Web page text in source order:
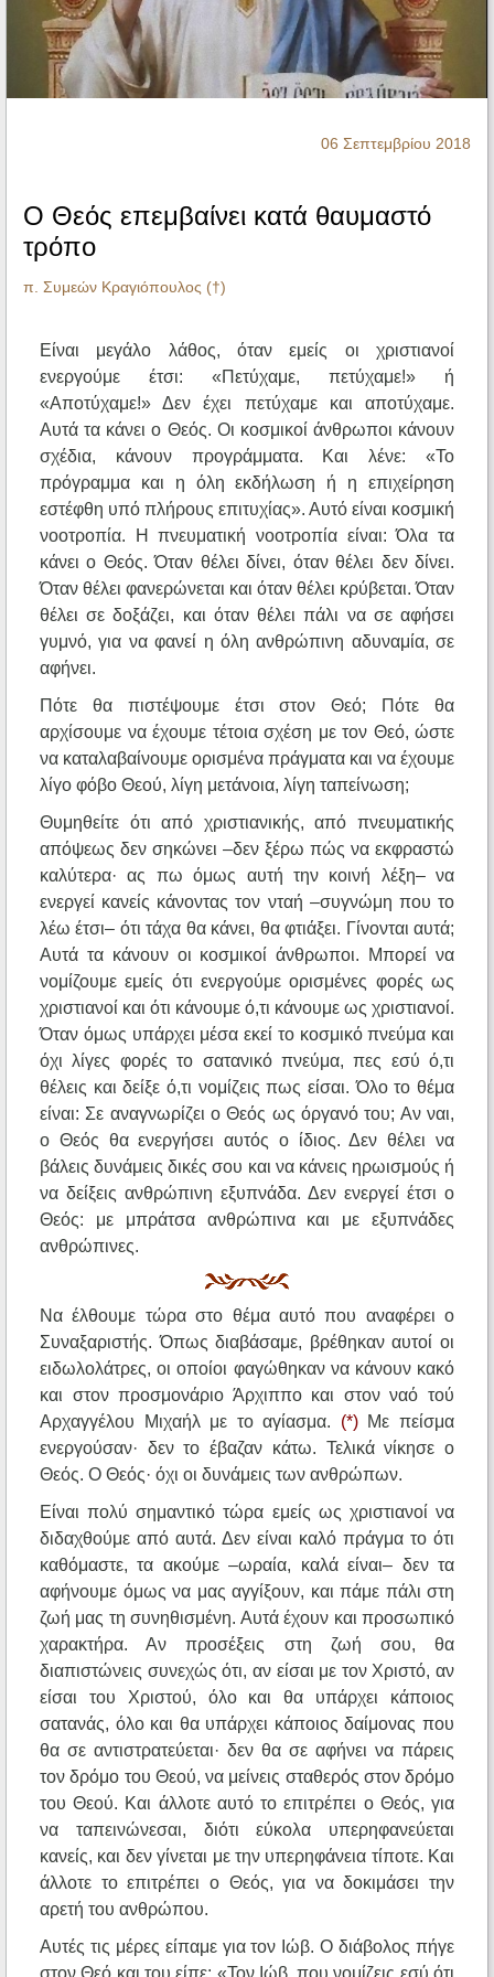
Ηχητικά
06 Σεπτεμβρίου 2018
Ο Θεός επεμβαίνει κατά θαυμαστό
τρόπο
π. Συμεών Κραγιόπουλος (†)
Είναι μεγάλο λάθος, όταν εμείς οι χριστιανοί
ενεργούμε έτσι: «Πετύχαμε, πετύχαμε!» ή
«Αποτύχαμε!» Δεν έχει πετύχαμε και αποτύχαμε.
Αυτά τα κάνει ο Θεός. Οι κοσμικοί άνθρωποι κάνουν
σχέδια, κάνουν προγράμματα. Και λένε: «Το
πρόγραμμα και η όλη εκδήλωση ή η επιχείρηση
εστέφθη υπό πλήρους επιτυχίας». Αυτό είναι κοσμική
νοοτροπία. Η πνευματική νοοτροπία είναι: Όλα τα
κάνει ο Θεός. Όταν θέλει δίνει, όταν θέλει δεν δίνει.
Όταν θέλει φανερώνεται και όταν θέλει κρύβεται. Όταν
θέλει σε δοξάζει, και όταν θέλει πάλι να σε αφήσει
γυμνό, για να φανεί η όλη ανθρώπινη αδυναμία, σε
αφήνει.
Πότε θα πιστέψουμε έτσι στον Θεό; Πότε θα
αρχίσουμε να έχουμε τέτοια σχέση με τον Θεό, ώστε
να καταλαβαίνουμε ορισμένα πράγματα και να έχουμε
λίγο φόβο Θεού, λίγη μετάνοια, λίγη ταπείνωση;
Θυμηθείτε ότι από χριστιανικής, από πνευματικής
απόψεως δεν σηκώνει –δεν ξέρω πώς να εκφραστώ
καλύτερα· ας πω όμως αυτή την κοινή λέξη– να
ενεργεί κανείς κάνοντας τον νταή –συγνώμη που το
λέω έτσι– ότι τάχα θα κάνει, θα φτιάξει. Γίνονται αυτά;
Αυτά τα κάνουν οι κοσμικοί άνθρωποι. Μπορεί να
νομίζουμε εμείς ότι ενεργούμε ορισμένες φορές ως
χριστιανοί και ότι κάνουμε ό,τι κάνουμε ως χριστιανοί.
Όταν όμως υπάρχει μέσα εκεί το κοσμικό πνεύμα και
όχι λίγες φορές το σατανικό πνεύμα, πες εσύ ό,τι
θέλεις και δείξε ό,τι νομίζεις πως είσαι. Όλο το θέμα
είναι: Σε αναγνωρίζει ο Θεός ως όργανό του; Αν ναι,
ο Θεός θα ενεργήσει αυτός ο ίδιος. Δεν θέλει να
βάλεις δυνάμεις δικές σου και να κάνεις ηρωισμούς ή
να δείξεις ανθρώπινη εξυπνάδα. Δεν ενεργεί έτσι ο
Θεός: με μπράτσα ανθρώπινα και με εξυπνάδες
ανθρώπινες.
Να έλθουμε τώρα στο θέμα αυτό που αναφέρει ο
Συναξαριστής. Όπως διαβάσαμε, βρέθηκαν αυτοί οι
ειδωλολάτρες, οι οποίοι φαγώθηκαν να κάνουν κακό
και στον προσμονάριο Άρχιππο και στον ναό τού
Αρχαγγέλου Μιχαήλ με το αγίασμα. (*)Με πείσμα
ενεργούσαν· δεν το έβαζαν κάτω. Τελικά νίκησε ο
Θεός. Ο Θεός· όχι οι δυνάμεις των ανθρώπων.
Είναι πολύ σημαντικό τώρα εμείς ως χριστιανοί να
διδαχθούμε από αυτά. Δεν είναι καλό πράγμα το ότι
καθόμαστε, τα ακούμε –ωραία, καλά είναι– δεν τα
αφήνουμε όμως να μας αγγίξουν, και πάμε πάλι στη
ζωή μας τη συνηθισμένη. Αυτά έχουν και προσωπικό
χαρακτήρα. Αν προσέξεις στη ζωή σου, θα
διαπιστώνεις συνεχώς ότι, αν είσαι με τον Χριστό, αν
είσαι του Χριστού, όλο και θα υπάρχει κάποιος
σατανάς, όλο και θα υπάρχει κάποιος δαίμονας που
θα σε αντιστρατεύεται· δεν θα σε αφήνει να πάρεις
τον δρόμο του Θεού, να μείνεις σταθερός στον δρόμο
του Θεού. Και άλλοτε αυτό το επιτρέπει ο Θεός, για
να ταπεινώνεσαι, διότι εύκολα υπερηφανεύεται
κανείς, και δεν γίνεται με την υπερηφάνεια τίποτε. Και
άλλοτε το επιτρέπει ο Θεός, για να δοκιμάσει την
αρετή του ανθρώπου.
Αυτές τις μέρες είπαμε για τον Ιώβ. Ο διάβολος πήγε